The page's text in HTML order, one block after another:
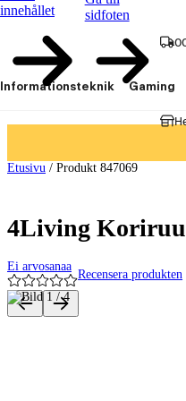
innehållet
sidfoten
Informationsteknik Gaming
Etusivu / Produkt 847069
4Living
Ei arvosanaa
Recensera produkten
Produktbilder och